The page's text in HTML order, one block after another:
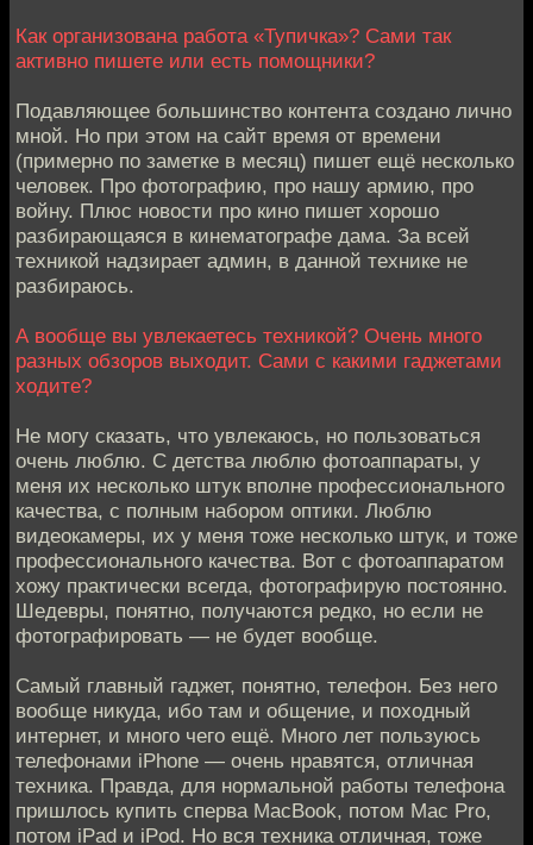
Как организована работа «Тупичка»? Сами так
активно пишете или есть помощники?
Подавляющее большинство контента создано лично
мной. Но при этом на сайт время от времени
(примерно по заметке в месяц) пишет ещё несколько
человек. Про фотографию, про нашу армию, про
войну. Плюс новости про кино пишет хорошо
разбирающаяся в кинематографе дама. За всей
техникой надзирает админ, в данной технике не
разбираюсь.
А вообще вы увлекаетесь техникой? Очень много
разных обзоров выходит. Сами с какими гаджетами
ходите?
Не могу сказать, что увлекаюсь, но пользоваться
очень люблю. С детства люблю фотоаппараты, у
меня их несколько штук вполне профессионального
качества, с полным набором оптики. Люблю
видеокамеры, их у меня тоже несколько штук, и тоже
профессионального качества. Вот с фотоаппаратом
хожу практически всегда, фотографирую постоянно.
Шедевры, понятно, получаются редко, но если не
фотографировать — не будет вообще.
Самый главный гаджет, понятно, телефон. Без него
вообще никуда, ибо там и общение, и походный
интернет, и много чего ещё. Много лет пользуюсь
телефонами iPhone — очень нравятся, отличная
техника. Правда, для нормальной работы телефона
пришлось купить сперва MacBook, потом Mac Pro,
потом iPad и iPod. Но вся техника отличная, тоже